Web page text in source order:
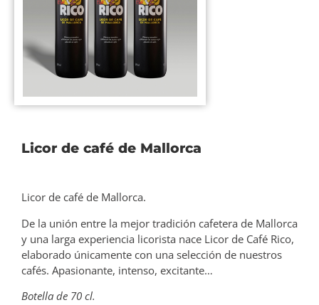
Licor de café de Mallorca
Licor de café de Mallorca.
De la unión entre la mejor tradición cafetera de Mallorca
y una larga experiencia licorista nace Licor de Café Rico,
elaborado únicamente con una selección de nuestros
cafés. Apasionante, intenso, excitante…
Botella de 70 cl.